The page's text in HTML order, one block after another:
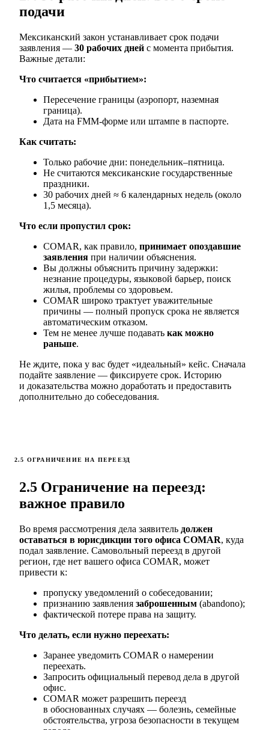
подачи
Мексиканский закон устанавливает срок подачи
заявления — 30 рабочих дней с момента прибытия.
Важные детали:
Что считается «прибытием»:
Пересечение границы (аэропорт, наземная
граница).
Дата на FMM-форме или штампе в паспорте.
Как считать:
Только рабочие дни: понедельник–пятница.
Не считаются мексиканские государственные
праздники.
30 рабочих дней ≈ 6 календарных недель (около
1,5 месяца).
Что если пропустил срок:
COMAR, как правило, принимает опоздавшие
заявления при наличии объяснения.
Вы должны объяснить причину задержки:
незнание процедуры, языковой барьер, поиск
жилья, проблемы со здоровьем.
COMAR широко трактует уважительные
причины — полный пропуск срока не является
автоматическим отказом.
Тем не менее лучше подавать как можно
раньше.
Не ждите, пока у вас будет «идеальный» кейс. Сначала
подайте заявление — фиксируете срок. Историю
и доказательства можно доработать и предоставить
дополнительно до собеседования.
2.5 ОГРАНИЧЕНИЕ НА ПЕРЕЕЗД
2.5 Ограничение на переезд:
важное правило
Во время рассмотрения дела заявитель должен
оставаться в юрисдикции того офиса COMAR, куда
подал заявление. Самовольный переезд в другой
регион, где нет вашего офиса COMAR, может
привести к:
пропуску уведомлений о собеседовании;
признанию заявления заброшенным (abandono);
фактической потере права на защиту.
Что делать, если нужно переехать:
Заранее уведомить COMAR о намерении
переехать.
Запросить официальный перевод дела в другой
офис.
COMAR может разрешить переезд
в обоснованных случаях — болезнь, семейные
обстоятельства, угроза безопасности в текущем